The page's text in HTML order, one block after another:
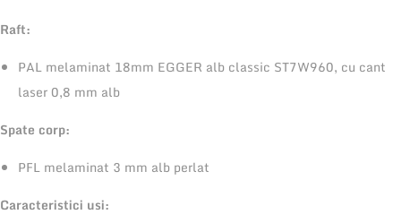
9
x
Raft:
PAL melaminat 18mm EGGER alb classic ST7W960, cu cant
laser 0,8 mm alb
Spate corp:
PFL melaminat 3 mm alb perlat
Caracteristici usi: